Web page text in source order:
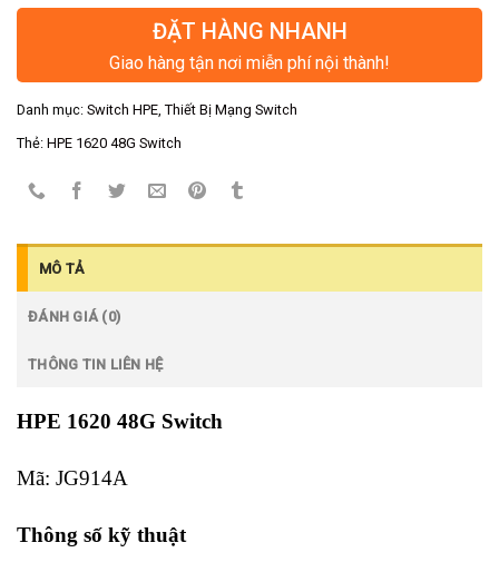
ĐẶT HÀNG NHANH
Giao hàng tận nơi miễn phí nội thành!
Danh mục: Switch HPE Thiết Bị Mạng Switch
Thẻ: HPE 1620 48G Switch
MÔ TẢ
ĐÁNH GIÁ (0)
THÔNG TIN LIÊN HỆ
HPE 1620 48G Switch
Mã: JG914A
Thông số kỹ thuật